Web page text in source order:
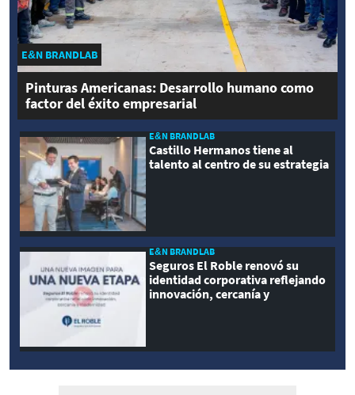
E&N BRANDLAB
Pinturas Americanas: Desarrollo humano como
factor del éxito empresarial
E&N BRANDLAB
Castillo Hermanos tiene al
talento al centro de su estrategia
E&N BRANDLAB
Seguros El Roble renovó su
identidad corporativa reflejando
innovación, cercanía y